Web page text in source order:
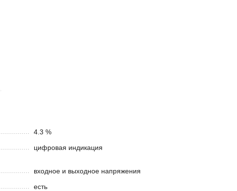
4.3 %
цифровая индикация
входное и выходное напряжения
есть